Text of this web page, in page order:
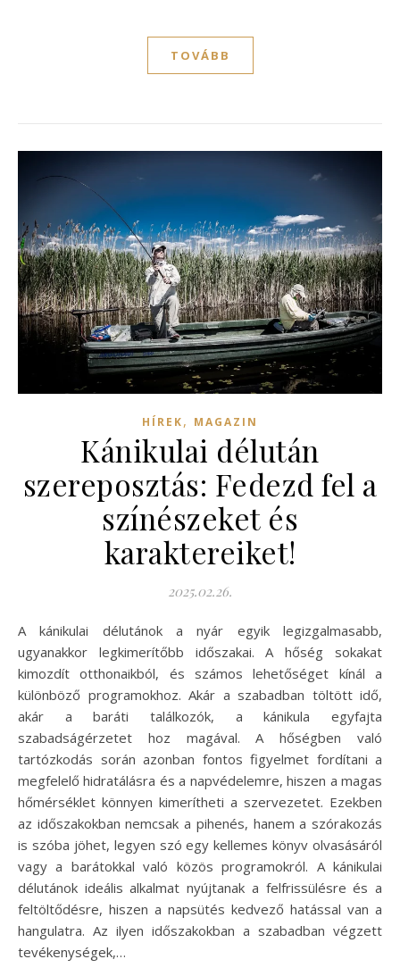
TOVÁBB
HÍREK, MAGAZIN
Kánikulai délután
szereposztás: Fedezd fel a
színészeket és
karaktereiket!
2025.02.26.
A kánikulai délutánok a nyár egyik legizgalmasabb,
ugyanakkor legkimerítőbb időszakai. A hőség sokakat
kimozdít otthonaikból, és számos lehetőséget kínál a
különböző programokhoz. Akár a szabadban töltött idő,
akár a baráti találkozók, a kánikula egyfajta
szabadságérzetet hoz magával. A hőségben való
tartózkodás során azonban fontos figyelmet fordítani a
megfelelő hidratálásra és a napvédelemre, hiszen a magas
hőmérséklet könnyen kimerítheti a szervezetet. Ezekben
az időszakokban nemcsak a pihenés, hanem a szórakozás
is szóba jöhet, legyen szó egy kellemes könyv olvasásáról
vagy a barátokkal való közös programokról. A kánikulai
délutánok ideális alkalmat nyújtanak a felfrissülésre és a
feltöltődésre, hiszen a napsütés kedvező hatással van a
hangulatra. Az ilyen időszakokban a szabadban végzett
tevékenységek,…